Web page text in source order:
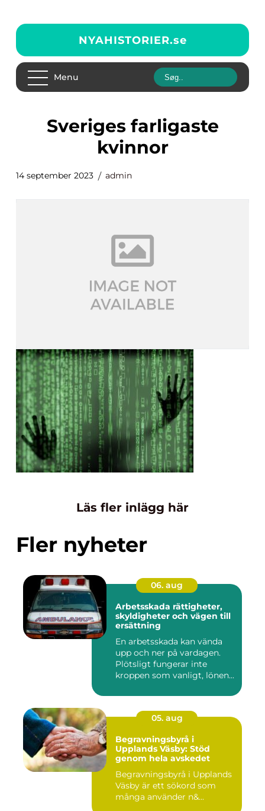
NYAHISTORIER.se
Menu
sveriges farligaste
kvinnor
14 september 2023 admin
Läs fler inlägg här
Fler nyheter
06. aug
Arbetsskada rättigheter,
skyldigheter och vägen till
ersättning
En arbetsskada kan vända
upp och ner på vardagen.
Plötsligt fungerar inte
kroppen som vanligt, lönen...
05. aug
Begravningsbyrå i
Upplands Väsby: Stöd
genom hela avskedet
Begravningsbyrå i Upplands
Väsby är ett sökord som
många använder n&...